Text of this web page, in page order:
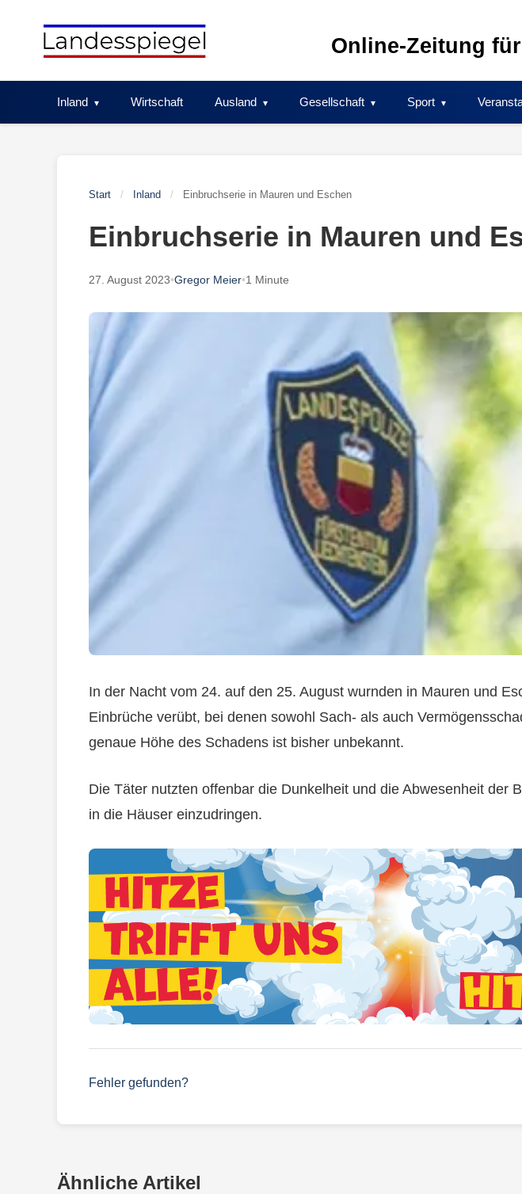
Online-Zeitung
Inland Wirtschaft Ausland Gesellschaft Sport
Start / Inland / Einbruchserie in Mauren und Eschen
Einbruchserie in Mauren und
27. August 2023•Gregor Meier•1 Minute
In der Nacht vom 24. auf den 25. August wurnden in Mauren und
Einbrüche verübt, bei denen sowohl Sach- als auch
genaue Höhe des Schadens ist bisher unbekannt.
Die Täter nutzten offenbar die Dunkelheit und die Abwesenheit der
in die Häuser einzudringen.
Fehler gefunden?
Ähnliche Artikel